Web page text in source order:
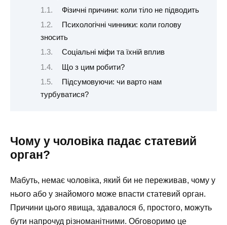
Фізичні причини: коли тіло не підводить
Психологічні чинники: коли голову
зносить
Соціальні міфи та їхній вплив
Що з цим робити?
Підсумовуючи: чи варто нам
турбуватися?
Чому у чоловіка падає статевий
орган?
Мабуть, немає чоловіка, який би не переживав, чому у
нього або у знайомого може впасти статевий орган.
Причини цього явища, здавалося б, простого, можуть
бути напрочуд різноманітними. Обговоримо це